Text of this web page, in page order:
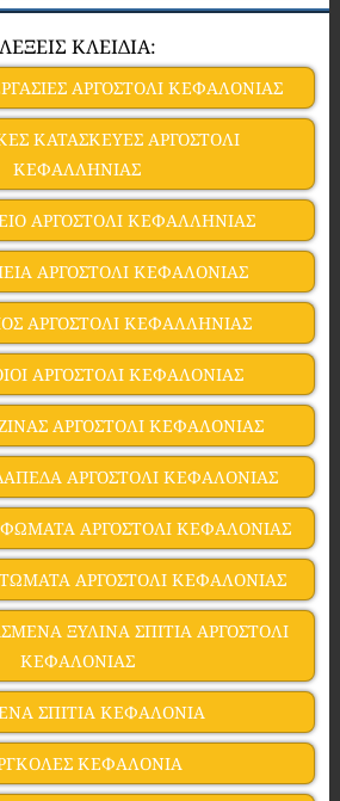
ΛΕΞΕΙΣ ΚΛΕΙΔΙΑ:
ΑΡΓΟΣΤΟΛΙ ΚΕΦΑΛΟΝΙΑΣ
ΚΑΤΑΣΚΕΥΕΣ ΑΡΓΟΣΤΟΛΙ
ΚΕΦΑΛΛΗΝΙΑΣ
ΑΡΓΟΣΤΟΛΙ ΚΕΦΑΛΛΗΝΙΑΣ
ΑΡΓΟΣΤΟΛΙ ΚΕΦΑΛΟΝΙΑΣ
ΑΡΓΟΣΤΟΛΙ ΚΕΦΑΛΛΗΝΙΑΣ
ΑΡΓΟΣΤΟΛΙ ΚΕΦΑΛΟΝΙΑΣ
ΑΡΓΟΣΤΟΛΙ ΚΕΦΑΛΟΝΙΑΣ
ΑΡΓΟΣΤΟΛΙ ΚΕΦΑΛΟΝΙΑΣ
ΑΡΓΟΣΤΟΛΙ ΚΕΦΑΛΟΝΙΑΣ
ΑΡΓΟΣΤΟΛΙ ΚΕΦΑΛΟΝΙΑΣ
ΞΥΛΙΝΑ ΣΠΙΤΙΑ ΑΡΓΟΣΤΟΛΙ
ΚΕΦΑΛΟΝΙΑΣ
ΣΠΙΤΙΑ ΚΕΦΑΛΟΝΙΑ
ΚΕΦΑΛΟΝΙΑ